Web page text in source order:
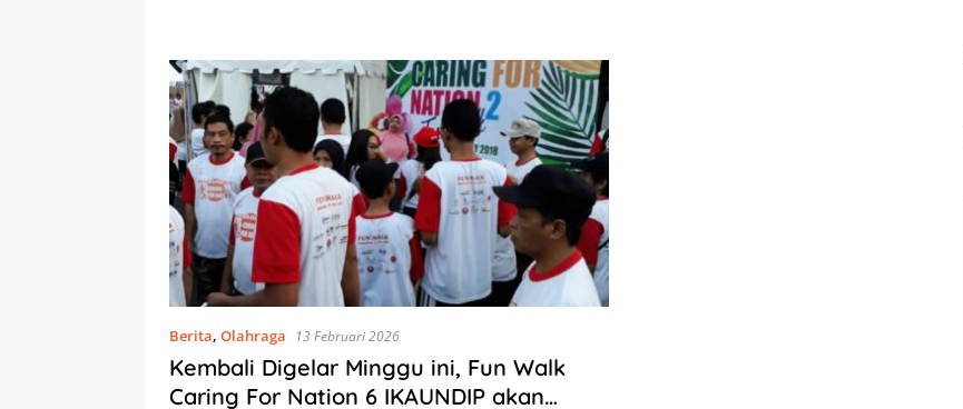
Berita, Olahraga 13 Februari 2026
Kembali Digelar Minggu ini, Fun Walk
Caring For Nation 6 IKAUNDIP akan